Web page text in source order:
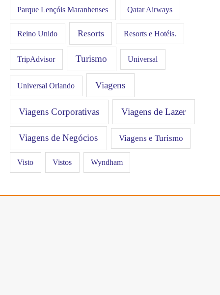
Parque Lençóis Maranhenses Qatar Airways
Reino Unido Resorts Resorts e Hotéis.
TripAdvisor Turismo Universal
Universal Orlando Viagens
Viagens Corporativas Viagens de Lazer
Viagens de Negócios Viagens e Turismo
Visto Vistos Wyndham